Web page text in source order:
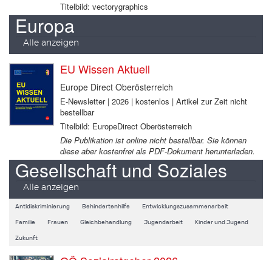
Titelbild: vectorygraphics
Europa
Alle anzeigen
EU Wissen Aktuell
Europe Direct Oberösterreich
E-Newsletter | 2026 | kostenlos | Artikel zur Zeit nicht
bestellbar
Titelbild: EuropeDirect Oberösterreich
Die Publikation ist online nicht bestellbar. Sie können
diese aber kostenfrei als PDF-Dokument herunterladen.
Gesellschaft und Soziales
Alle anzeigen
Antidiskriminierung Behindertenhilfe Entwicklungszusammenarbeit
Familie Frauen Gleichbehandlung Jugendarbeit Kinder und Jugend
Zukunft